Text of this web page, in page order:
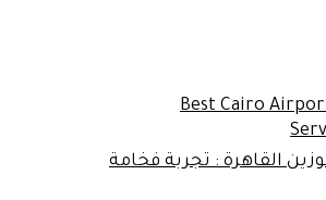
Best Cairo
القاهرة : تجربة فخامة